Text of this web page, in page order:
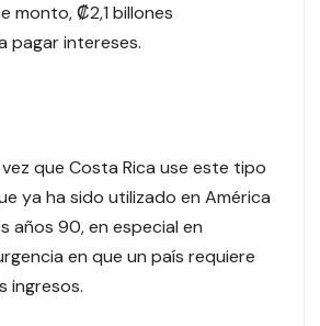
monto, ₡2,1 billones
pagar intereses.
que Costa Rica use este tipo
ya ha sido utilizado en América
años 90, en especial en
en que un país requiere
ingresos.